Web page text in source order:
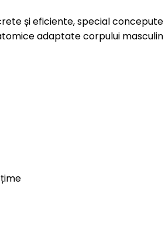
și eficiente, special
adaptate corpului